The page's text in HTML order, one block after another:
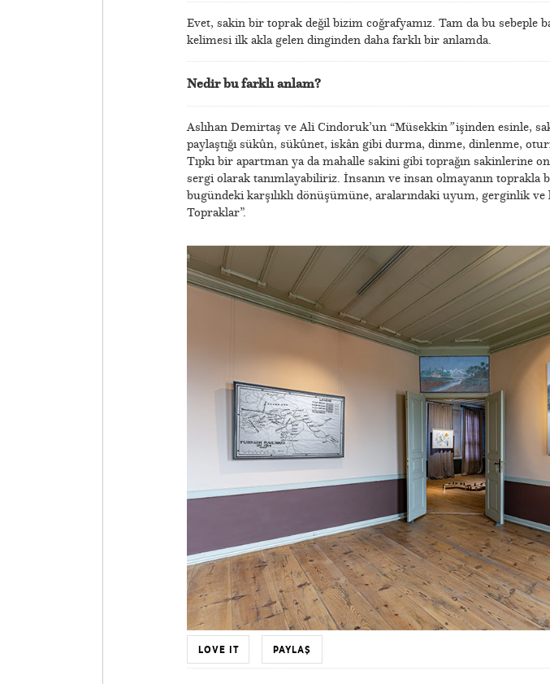
Evet, sakin bir toprak değil bizim coğrafyamız. Tam da bu sebeple
kelimesi ilk akla gelen dinginden daha farklı bir anlamda.
Nedir bu farklı anlam?
Aslıhan Demirtaş ve Ali Cindoruk’un “Müsekkin ”işinden esinle,
paylaştığı sükûn, sükûnet, iskân gibi durma, dinme, dinlenme,
Tıpkı bir apartman ya da mahalle sakini gibi toprağın sakinlerine
sergi olarak tanımlayabiliriz. İnsanın ve insan olmayanın toprakla
bugündeki karşılıklı dönüşümüne, aralarındaki uyum, gerginlik ve
Topraklar”.
LOVE IT PAYLAŞ